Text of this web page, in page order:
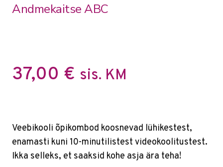
Andmekaitse ABC
37,00 € sis. KM
Veebikooli õpikombod koosnevad lühikestest,
enamasti kuni 10-minutilistest videokoolitustest.
Ikka selleks, et saaksid kohe asja ära teha!